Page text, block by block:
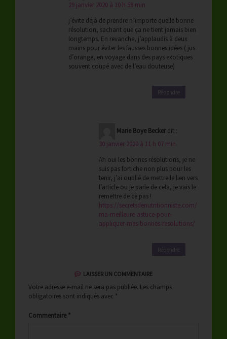
29 janvier 2020 à 10 h 59 min
j’évite déjà de prendre n’importe quelle bonne
résolution, sachant que ça ne tient jamais bien
longtemps. En revanche, j’applaudis à deux
mains pour éviter les fausses bonnes idées ( jus
d’orange, en voyage dans des pays exotiques
souvent coupé avec de l’eau douteuse)
Marie Boye Becker dit :
30 janvier 2020 à 11 h 07 min
Ah oui les bonnes résolutions, je ne
suis pas fortiche non plus pour les
tenir, j’ai oublié de mettre le lien vers
l’article ou je parle de cela, je vais le
remettre de ce pas !
https://secretsdenutritionniste.com/
ma-meilleure-astuce-pour-
appliquer-mes-bonnes-resolutions/
LAISSER UN COMMENTAIRE
Votre adresse e-mail ne sera pas publiée. Les champs
obligatoires sont indiqués avec *
Commentaire *